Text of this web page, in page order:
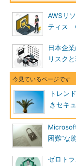
AWSリ
ティス
日本企
リスク
トレン
きセキ
困難”な
ゼロト